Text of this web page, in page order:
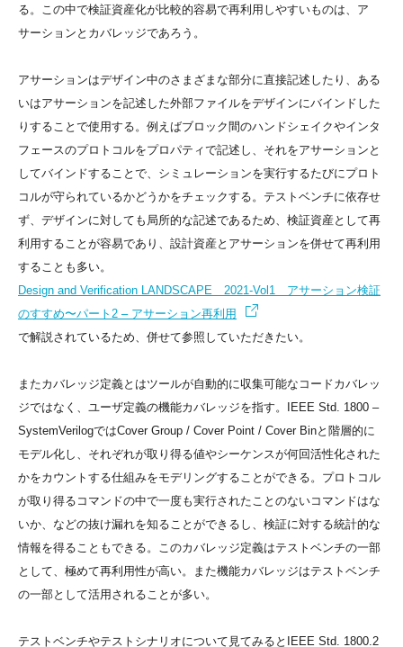
る。この中で検証資産化が比較的容易で再利用しやすいものは、ア
サーションとカバレッジであろう。
アサーションはデザイン中のさまざまな部分に直接記述したり、ある
いはアサーションを記述した外部ファイルをデザインにバインドした
りすることで使用する。例えばブロック間のハンドシェイクやインタ
フェースのプロトコルをプロパティで記述し、それをアサーションと
してバインドすることで、シミュレーションを実行するたびにプロト
コルが守られているかどうかをチェックする。テストベンチに依存せ
ず、デザインに対しても局所的な記述であるため、検証資産として再
利用することが容易であり、設計資産とアサーションを併せて再利用
することも多い。
Design and Verification LANDSCAPE 2021-Vol1 アサーション検証
のすすめ〜パート2 – アサーション再利用
で解説されているため、併せて参照していただきたい。
またカバレッジ定義とはツールが自動的に収集可能なコードカバレッ
ジではなく、ユーザ定義の機能カバレッジを指す。IEEE Std. 1800 –
SystemVerilogではCover Group / Cover Point / Cover Binと階層的に
モデル化し、それぞれが取り得る値やシーケンスが何回活性化された
かをカウントする仕組みをモデリングすることができる。プロトコル
が取り得るコマンドの中で一度も実行されたことのないコマンドはな
いか、などの抜け漏れを知ることができるし、検証に対する統計的な
情報を得ることもできる。このカバレッジ定義はテストベンチの一部
として、極めて再利用性が高い。また機能カバレッジはテストベンチ
の一部として活用されることが多い。
テストベンチやテストシナリオについて見てみるとIEEE Std. 1800.2